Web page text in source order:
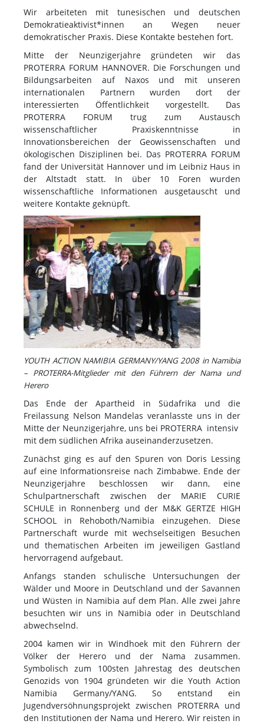
Wir arbeiteten mit tunesischen und deutschen
Demokratieaktivist*innen an Wegen neuer
demokratischer Praxis. Diese Kontakte bestehen fort.
Mitte der Neunzigerjahre gründeten wir das
PROTERRA FORUM HANNOVER. Die Forschungen und
Bildungsarbeiten auf Naxos und mit unseren
internationalen Partnern wurden dort der
interessierten Öffentlichkeit vorgestellt. Das
PROTERRA FORUM trug zum Austausch
wissenschaftlicher Praxiskenntnisse in
Innovationsbereichen der Geowissenschaften und
ökologischen Disziplinen bei. Das PROTERRA FORUM
fand der Universität Hannover und im Leibniz Haus in
der Altstadt statt. In über 10 Foren wurden
wissenschaftliche Informationen ausgetauscht und
weitere Kontakte geknüpft.
YOUTH ACTION NAMIBIA GERMANY/YANG 2008 in Namibia
– PROTERRA-Mitglieder mit den Führern der Nama und
Herero
Das Ende der Apartheid in Südafrika und die
Freilassung Nelson Mandelas veranlasste uns in der
Mitte der Neunzigerjahre, uns bei PROTERRA intensiv
mit dem südlichen Afrika auseinanderzusetzen.
Zunächst ging es auf den Spuren von Doris Lessing
auf eine Informationsreise nach Zimbabwe. Ende der
Neunzigerjahre beschlossen wir dann, eine
Schulpartnerschaft zwischen der MARIE CURIE
SCHULE in Ronnenberg und der M&K GERTZE HIGH
SCHOOL in Rehoboth/Namibia einzugehen. Diese
Partnerschaft wurde mit wechselseitigen Besuchen
und thematischen Arbeiten im jeweiligen Gastland
hervorragend aufgebaut.
Anfangs standen schulische Untersuchungen der
Wälder und Moore in Deutschland und der Savannen
und Wüsten in Namibia auf dem Plan. Alle zwei Jahre
besuchten wir uns in Namibia oder in Deutschland
abwechselnd.
2004 kamen wir in Windhoek mit den Führern der
Völker der Herero und der Nama zusammen.
Symbolisch zum 100sten Jahrestag des deutschen
Genozids von 1904 gründeten wir die Youth Action
Namibia Germany/YANG. So entstand ein
Jugendversöhnungsprojekt zwischen PROTERRA und
den Institutionen der Nama und Herero. Wir reisten in